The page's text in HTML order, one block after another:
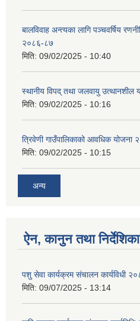
बालविवाह अन्त्यका लागि पञ्चवर्षिय
२०८६-८७
मिति: 09/02/2025 - 10:40
स्थानीय विपद् तथा जलवायु
मिति: 09/02/2025 - 10:16
त्रिवेणी गाउँपालिकाको आवधिक
मिति: 09/02/2025 - 10:15
अन्य
ऐन, कानुन तथा निर्देशिका
पशु सेवा कार्यक्रम संचालन कार्यविधी
मिति: 09/07/2025 - 13:14